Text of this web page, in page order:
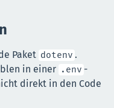
Paket dotenv .
in einer .env -
direkt in den Code